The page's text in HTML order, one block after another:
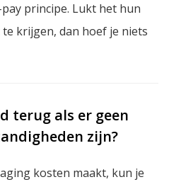
principe. Lukt het hun
krijgen, dan hoef je niets
terug als er geen
zijn?
kosten maakt, kun je